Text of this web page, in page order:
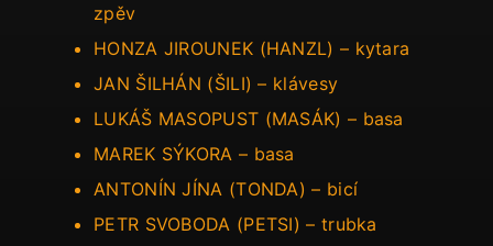
zpěv
HONZA JIROUNEK (HANZL) – kytara
JAN ŠILHÁN (ŠILI) – klávesy
LUKÁŠ MASOPUST (MASÁK) – basa
MAREK SÝKORA – basa
ANTONÍN JÍNA (TONDA) – bicí
PETR SVOBODA (PETSI) – trubka